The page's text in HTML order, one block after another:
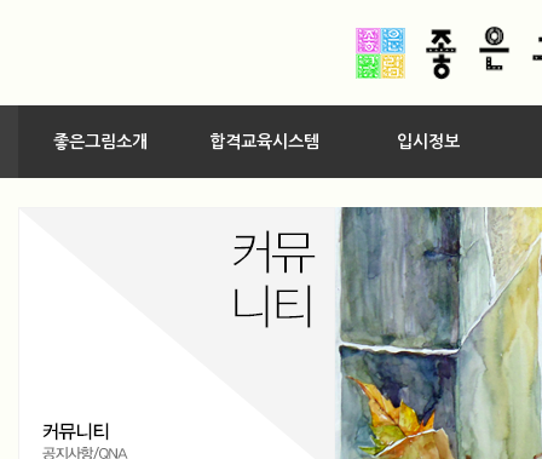
좋은그림소개 합격교육시스템 입시정보